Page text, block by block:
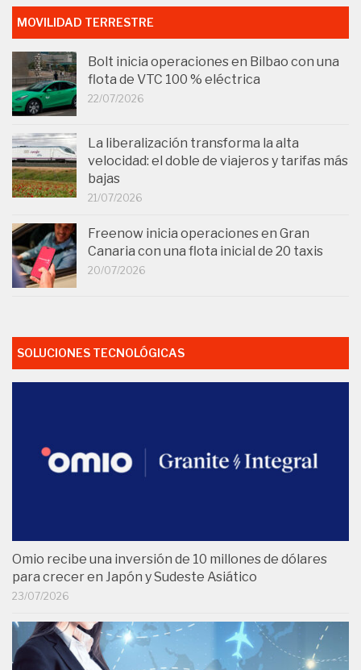
MOVILIDAD TERRESTRE
Bolt inicia operaciones en Bilbao con una
flota de VTC 100 % eléctrica
22/07/2026
La liberalización transforma la alta
velocidad: el doble de viajeros y tarifas más
bajas
21/07/2026
Freenow inicia operaciones en Gran
Canaria con una flota inicial de 20 taxis
20/07/2026
SOLUCIONES TECNOLÓGICAS
Omio recibe una inversión de 10 millones de dólares
para crecer en Japón y Sudeste Asiático
23/07/2026